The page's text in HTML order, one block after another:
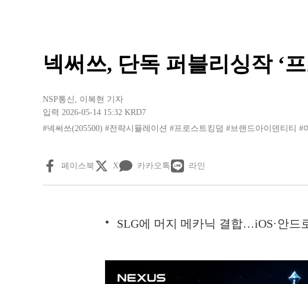
넥써쓰, 단독 퍼블리싱작 ‘
NSP통신 , 이복현 기자
입력 2026-05-14 15:32 KRD7
#넥써쓰(205500) #전략시뮬레이션 #프로스트킹덤 #브랜드아이덴티티 #
페이스북 X 카카오톡 라인
SLG에 머지 메카닉 결합…iOS·안드